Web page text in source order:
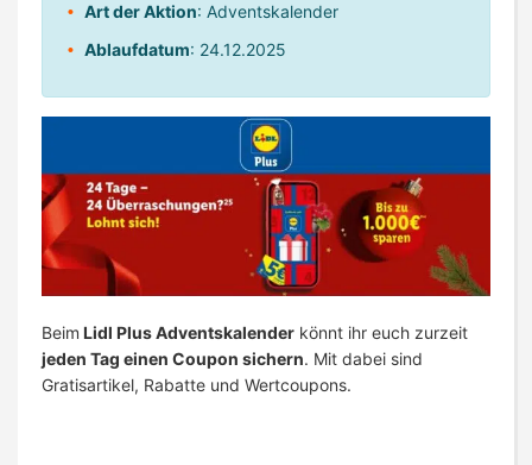
Art der Aktion: Adventskalender
Ablaufdatum: 24.12.2025
Beim Lidl Plus Adventskalender könnt ihr euch zurzeit
jeden Tag einen Coupon sichern. Mit dabei sind
Gratisartikel, Rabatte und Wertcoupons.